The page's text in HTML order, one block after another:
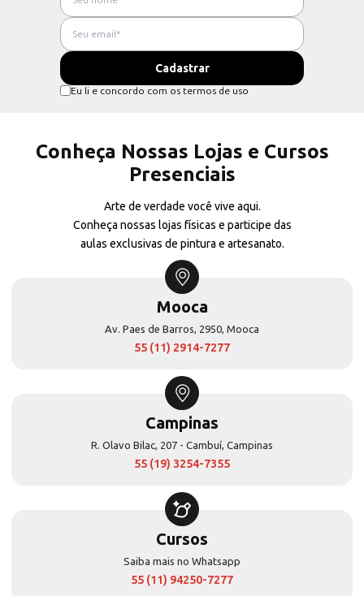
Eu li e concordo com os termos de uso
Conheça Nossas Lojas e Cursos
Presenciais
Arte de verdade você vive aqui.
Conheça nossas lojas físicas e participe das
aulas exclusivas de pintura e artesanato.
Mooca
Av. Paes de Barros, 2950, Mooca
55 (11) 2914-7277
Campinas
R. Olavo Bilac, 207 - Cambuí, Campinas
55 (19) 3254-7355
Cursos
Saiba mais no Whatsapp
55 (11) 94250-7277